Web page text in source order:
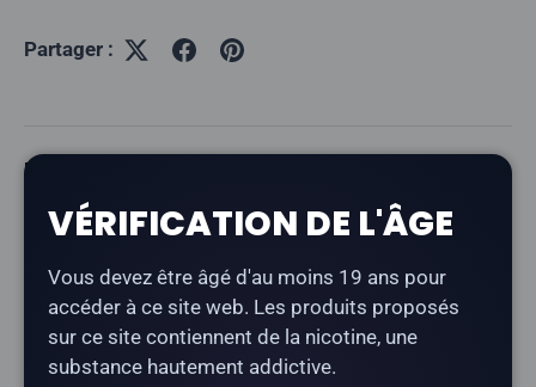
Partager :
Description
La cartouche Pod de rechange Geekvape Q Pod de
résistance en mailles intégrée, compatible avec les
appareils des séries Geekvape Sonder Q, Sonder Q2
et Wenax Q.
VÉRIFICATION DE L'ÂGE
Vous devez être âgé d'au moins 19 ans pour
accéder à ce site web. Les produits proposés
sur ce site contiennent de la nicotine, une
substance hautement addictive.